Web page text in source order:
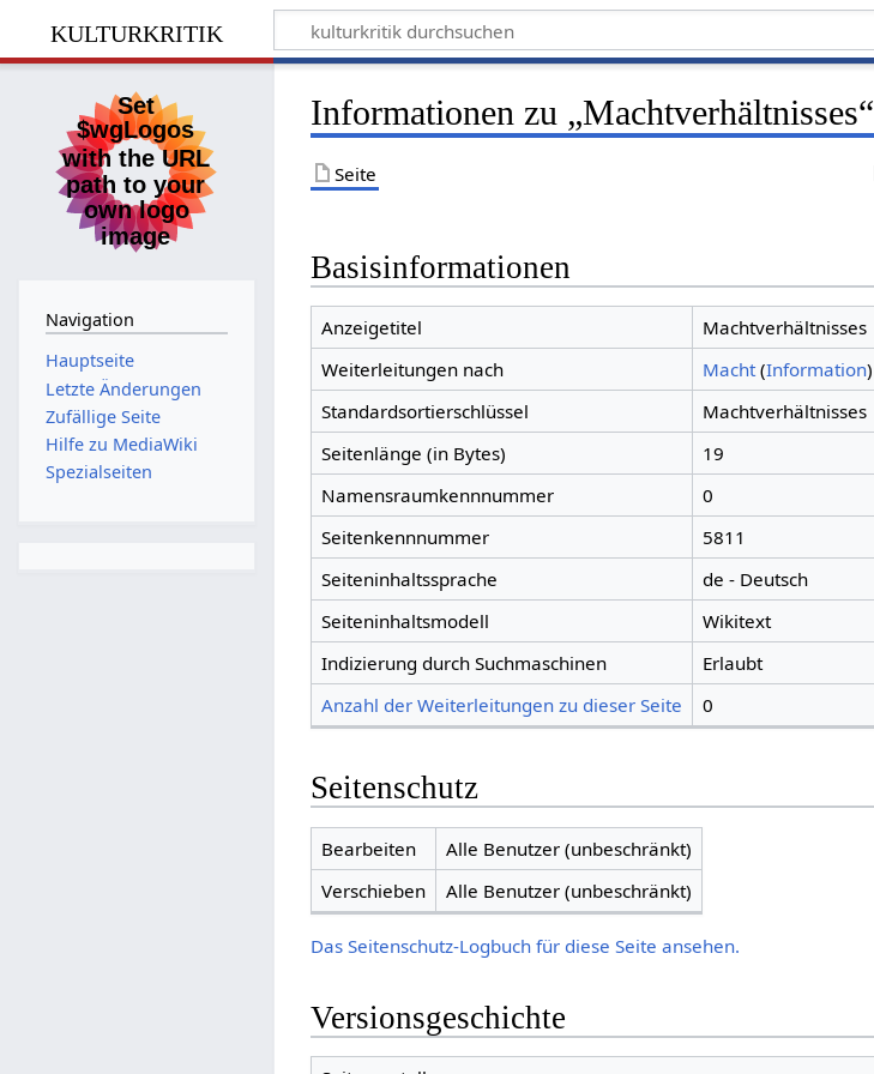
kulturkritik
Informationen zu „Machtverhältnisses“
Seite
Basisinformationen
Anzeigetitel
Machtverhältnisses
Weiterleitungen nach
Macht(Information)
Standardsortierschlüssel
Machtverhältnisses
Seitenlänge (in Bytes)
19
Namensraumkennnummer
0
Seitenkennnummer
5811
Seiteninhaltssprache
de - Deutsch
Seiteninhaltsmodell
Wikitext
Indizierung durch Suchmaschinen
Erlaubt
Anzahl der Weiterleitungen zu dieser Seite
0
Seitenschutz
Bearbeiten
Alle Benutzer (unbeschränkt)
Verschieben
Alle Benutzer (unbeschränkt)
Das Seitenschutz-Logbuch für diese Seite ansehen.
Versionsgeschichte
Navigation
Hauptseite
Letzte Änderungen
Zufällige Seite
Hilfe zu MediaWiki
Spezialseiten